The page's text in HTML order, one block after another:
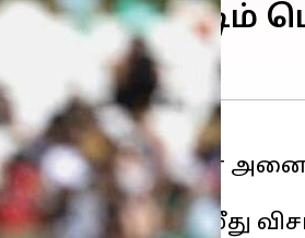
டிம்
டிம் பெயின்
2021இல் இவர் மீது